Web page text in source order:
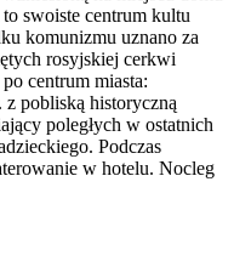
swoiste centrum kultu
komunizmu uznano za
rosyjskiej cerkwi
centrum miasta:
pobliską historyczną
poległych w ostatnich
Podczas
w hotelu. Nocleg